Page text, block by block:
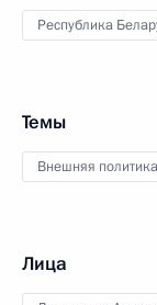
Республика
Темы
Внешняя политика
Лица